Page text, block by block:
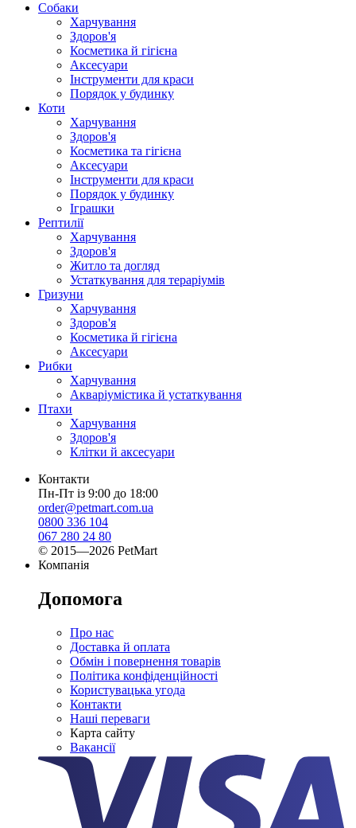
Собаки
Харчування
Здоров'я
Косметика й гігієна
Аксесуари
Інструменти для краси
Порядок у будинку
Коти
Харчування
Здоров'я
Косметика та гігієна
Аксесуари
Інструменти для краси
Порядок у будинку
Іграшки
Рептилії
Харчування
Здоров'я
Житло та догляд
Устаткування для тераріумів
Гризуни
Харчування
Здоров'я
Косметика й гігієна
Аксесуари
Рибки
Харчування
Акваріумістика й устаткування
Птахи
Харчування
Здоров'я
Клітки й аксесуари
Контакти
Пн-Пт із 9:00 до 18:00
order@petmart.com.ua
0800 336 104
067 280 24 80
© 2015—2026 PetMart
Компанія
Допомога
Про нас
Доставка й оплата
Обмін і повернення товарів
Політика конфіденційності
Користувацька угода
Контакти
Наші переваги
Карта сайту
Вакансії